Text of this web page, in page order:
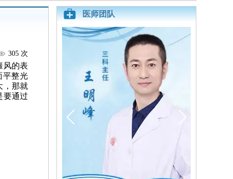
305 次
风的表
平整光
，那就
要通过
医师团队